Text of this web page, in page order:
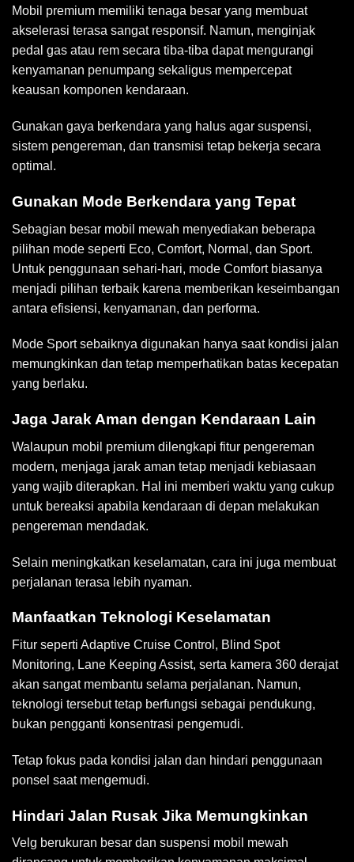
Mobil premium memiliki tenaga besar yang membuat
akselerasi terasa sangat responsif. Namun, menginjak
pedal gas atau rem secara tiba-tiba dapat mengurangi
kenyamanan penumpang sekaligus mempercepat
keausan komponen kendaraan.
Gunakan gaya berkendara yang halus agar suspensi,
sistem pengereman, dan transmisi tetap bekerja secara
optimal.
Gunakan Mode Berkendara yang Tepat
Sebagian besar mobil mewah menyediakan beberapa
pilihan mode seperti Eco, Comfort, Normal, dan Sport.
Untuk penggunaan sehari-hari, mode Comfort biasanya
menjadi pilihan terbaik karena memberikan keseimbangan
antara efisiensi, kenyamanan, dan performa.
Mode Sport sebaiknya digunakan hanya saat kondisi jalan
memungkinkan dan tetap memperhatikan batas kecepatan
yang berlaku.
Jaga Jarak Aman dengan Kendaraan Lain
Walaupun mobil premium dilengkapi fitur pengereman
modern, menjaga jarak aman tetap menjadi kebiasaan
yang wajib diterapkan. Hal ini memberi waktu yang cukup
untuk bereaksi apabila kendaraan di depan melakukan
pengereman mendadak.
Selain meningkatkan keselamatan, cara ini juga membuat
perjalanan terasa lebih nyaman.
Manfaatkan Teknologi Keselamatan
Fitur seperti Adaptive Cruise Control, Blind Spot
Monitoring, Lane Keeping Assist, serta kamera 360 derajat
akan sangat membantu selama perjalanan. Namun,
teknologi tersebut tetap berfungsi sebagai pendukung,
bukan pengganti konsentrasi pengemudi.
Tetap fokus pada kondisi jalan dan hindari penggunaan
ponsel saat mengemudi.
Hindari Jalan Rusak Jika Memungkinkan
Velg berukuran besar dan suspensi mobil mewah